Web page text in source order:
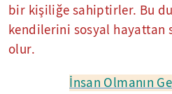
bir kişiliğe sahiptirler. Bu
kendilerini sosyal hayattan
olur.
İnsan Olmanın